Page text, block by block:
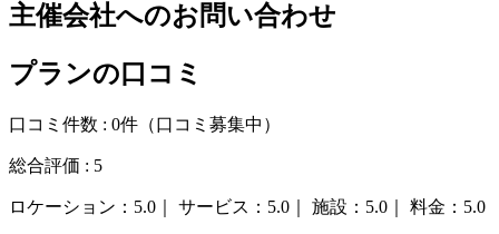
主催会社へのお問い合わせ
プランの口コミ
口コミ件数 : 0件 （口コミ募集中）
総合評価 : 5
ロケーション： 5.0｜ サービス： 5.0｜ 施設： 5.0｜ 料金： 5.0